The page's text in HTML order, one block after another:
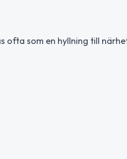
ofta som en hyllning till